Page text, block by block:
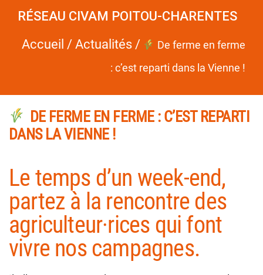
RÉSEAU CIVAM POITOU-CHARENTES
Accueil / Actualités/
De ferme en ferme
: c’est reparti dans la Vienne !
DE FERME EN FERME : C’EST REPARTI
DANS LA VIENNE !
Le temps d’un week-end,
partez à la rencontre des
agriculteur·rices qui font
vivre nos campagnes.